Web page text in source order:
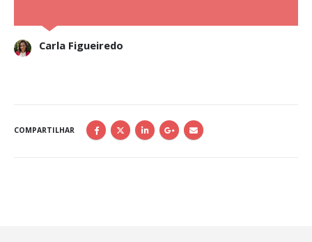
Carla Figueiredo
COMPARTILHAR